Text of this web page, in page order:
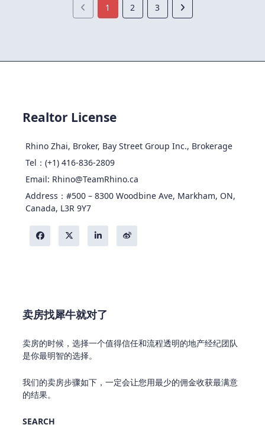
1 2 3
Realtor License
Rhino Zhai, Broker, Bay Street Group Inc., Brokerage
Tel：(+1) 416-836-2809
Email: Rhino@TeamRhino.ca
Address：#500 – 8300 Woodbine Ave, Markham, ON,
Canada, L3R 9Y7
卖房找犀牛就对了
卖房的时候，选择一个值得信任和流程透明的地产经纪团队
是你最明智的选择。
我们的卖房步骤如下，一定会让您用最少的佣金收获最满意
的结果。
SEARCH